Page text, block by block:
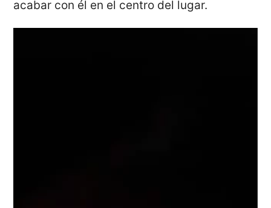
acabar con él en el centro del lugar.